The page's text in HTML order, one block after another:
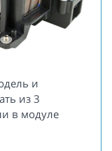
и
из 3
в модуле